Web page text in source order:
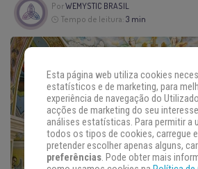
PorWEMYSTIC BRASIL
Tempo de leitura: 3 min
Esta página web utiliza cookies
estatísticos e de marketing, para
experiência de navegação do
acções de marketing do seu
análises estatísticas. Para permitir a
todos os tipos de cookies, carregue
pretender escolher apenas alguns,
preferências. Pode obter mais